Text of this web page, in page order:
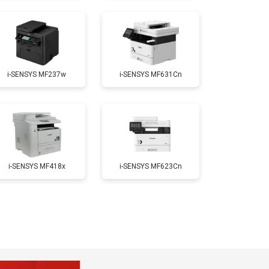
2700 ₽ Заказать
2500 ₽ Заказать
3500 ₽ Заказать
i-SENSYS MF237w i-SENSYS MF631Cn
i-SENSYS MF418x i-SENSYS MF623Cn